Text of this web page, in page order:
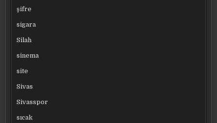
şifre
sigara
Silah
sinema
site
Sivas
Sivasspor
sıcak